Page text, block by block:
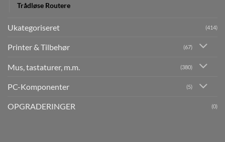
Trådløse Routere
Ukategoriseret (414)
Printer & Tilbehør (67)
Mus, tastaturer, m.m. (380)
PC-Komponenter (5)
OPGRADERINGER (0)